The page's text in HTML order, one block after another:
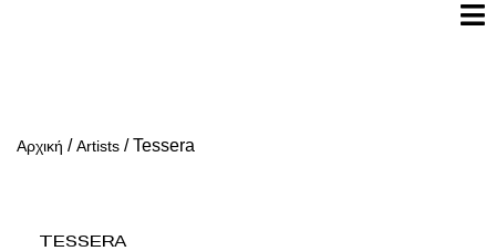
Αρχική /Artists /Tessera
Tessera